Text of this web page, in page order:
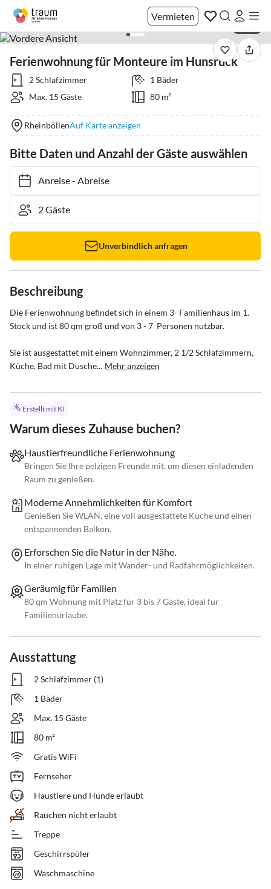
Vermieten
Ferienwohnung für Monteure im Hunsrück
2 Schlafzimmer
1 Bäder
Max. 15 Gäste
80 m²
RheinböllenAuf Karte anzeigen
Bitte Daten und Anzahl der Gäste auswählen
Anreise- Abreise
Unverbindlich anfragen
Beschreibung
Die Ferienwohnung befindet sich in einem 3- Familienhaus im 1.
Stock und ist 80 qm groß und von 3 - 7  Personen nutzbar.
Sie ist ausgestattet mit einem Wohnzimmer, 2 1/2 Schlafzimmern,
Küche, Bad mit Dusche... Mehr anzeigen
Erstellt mit KI
Warum dieses Zuhause buchen?
Haustierfreundliche Ferienwohnung
Bringen Sie Ihre pelzigen Freunde mit, um diesen einladenden
Raum zu genießen.
Moderne Annehmlichkeiten für Komfort
Genießen Sie WLAN, eine voll ausgestattete Küche und einen
entspannenden Balkon.
Erforschen Sie die Natur in der Nähe.
In einer ruhigen Lage mit Wander- und Radfahrmöglichkeiten.
Geräumig für Familien
80 qm Wohnung mit Platz für 3 bis 7 Gäste, ideal für
Familienurlaube.
Ausstattung
2 Schlafzimmer (1)
1 Bäder
Max. 15 Gäste
80 m²
Gratis WiFi
Fernseher
Haustiere und Hunde erlaubt
Rauchen nicht erlaubt
Treppe
Geschirrspüler
Waschmaschine